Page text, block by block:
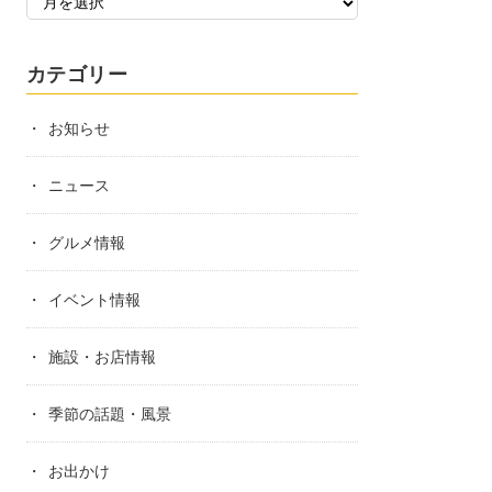
カテゴリー
お知らせ
ニュース
グルメ情報
イベント情報
施設・お店情報
季節の話題・風景
お出かけ